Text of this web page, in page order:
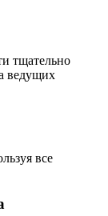
тщательно
ведущих
все